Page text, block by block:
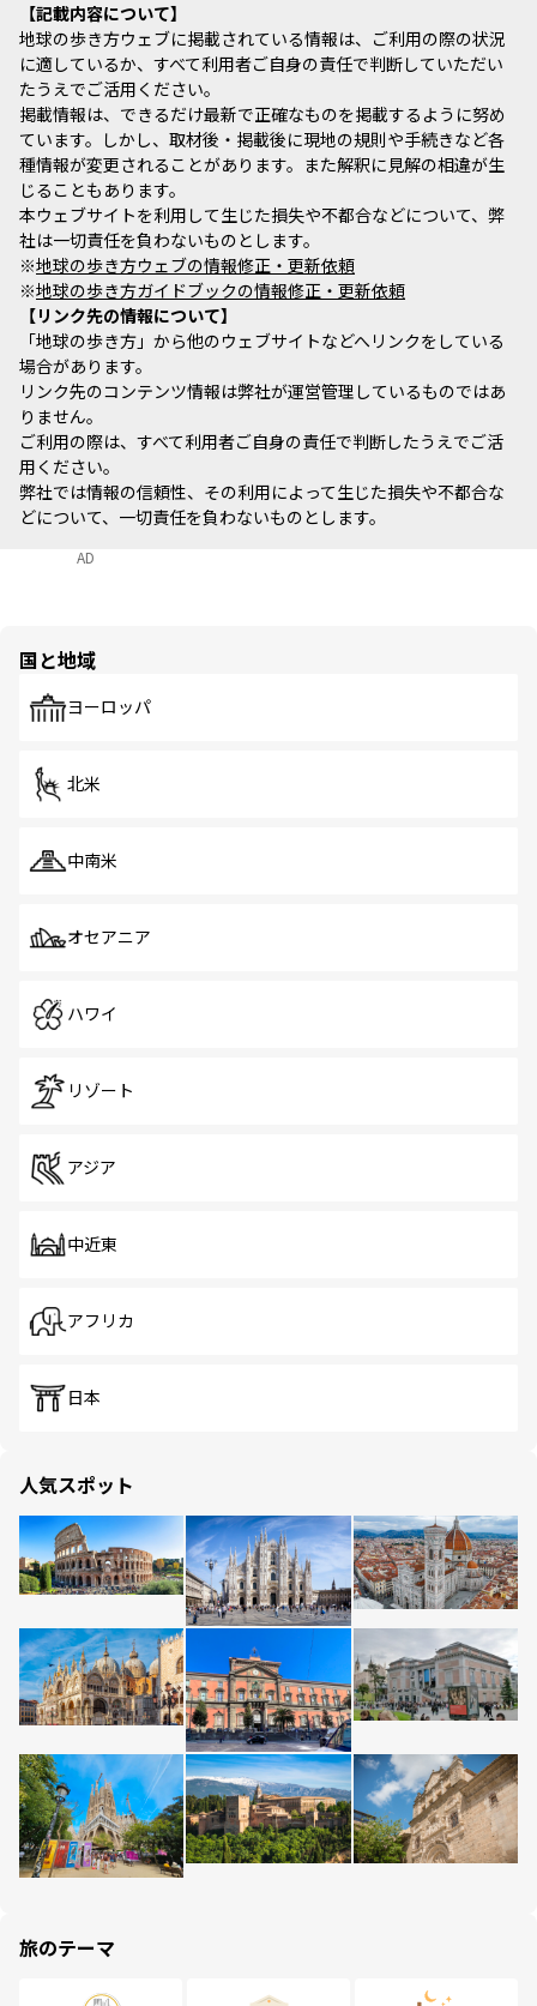
記載内容について
地球の歩き方ウェブに掲載されている情報は、ご利用の際の状況
に適しているか、すべて利用者ご自身の責任で判断していただい
たうえでご活用ください。
掲載情報は、できるだけ最新で正確なものを掲載するように努め
ています。しかし、取材後・掲載後に現地の規則や手続きなど各
種情報が変更されることがあります。また解釈に見解の相違が生
じることもあります。
本ウェブサイトを利用して生じた損失や不都合などについて、弊
社は一切責任を負わないものとします。
※地球の歩き方ウェブの情報修正・更新依頼
※地球の歩き方ガイドブックの情報修正・更新依頼
リンク先の情報について
「地球の歩き方」から他のウェブサイトなどへリンクをしている
場合があります。
リンク先のコンテンツ情報は弊社が運営管理しているものではあ
りません。
ご利用の際は、すべて利用者ご自身の責任で判断したうえでご活
用ください。
弊社では情報の信頼性、その利用によって生じた損失や不都合な
どについて、一切責任を負わないものとします。
AD
国と地域
ヨーロッパ
北米
中南米
オセアニア
ハワイ
リゾート
アジア
中近東
アフリカ
日本
人気スポット
旅のテーマ